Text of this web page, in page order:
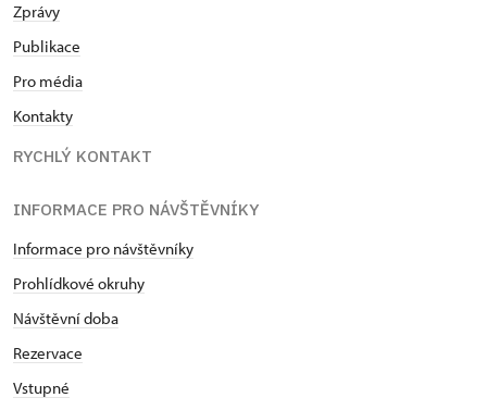
Zprávy
Publikace
Pro média
Kontakty
RYCHLÝ KONTAKT
INFORMACE PRO NÁVŠTĚVNÍKY
Informace pro návštěvníky
Prohlídkové okruhy
Návštěvní doba
Rezervace
Vstupné